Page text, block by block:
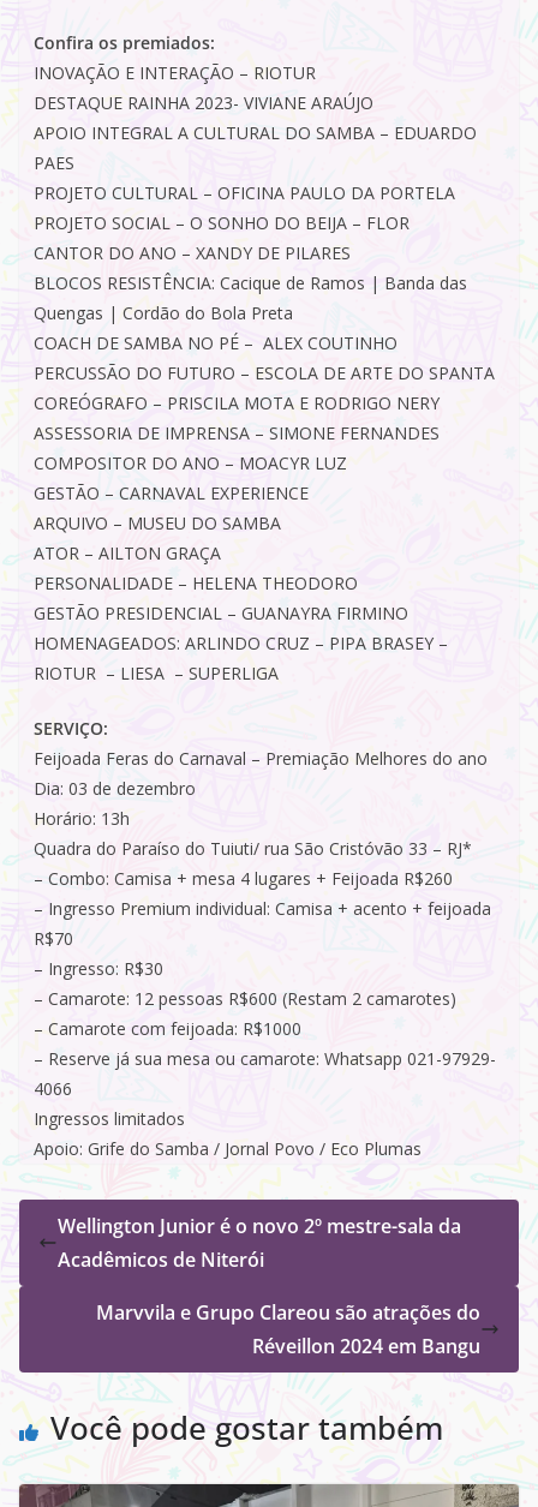
Confira os premiados:
INOVAÇÃO E INTERAÇÃO – RIOTUR
DESTAQUE RAINHA 2023- VIVIANE ARAÚJO
APOIO INTEGRAL A CULTURAL DO SAMBA – EDUARDO
PAES
PROJETO CULTURAL – OFICINA PAULO DA PORTELA
PROJETO SOCIAL – O SONHO DO BEIJA – FLOR
CANTOR DO ANO – XANDY DE PILARES
BLOCOS RESISTÊNCIA: Cacique de Ramos | Banda das
Quengas | Cordão do Bola Preta
COACH DE SAMBA NO PÉ – ALEX COUTINHO
PERCUSSÃO DO FUTURO – ESCOLA DE ARTE DO SPANTA
COREÓGRAFO – PRISCILA MOTA E RODRIGO NERY
ASSESSORIA DE IMPRENSA – SIMONE FERNANDES
COMPOSITOR DO ANO – MOACYR LUZ
GESTÃO – CARNAVAL EXPERIENCE
ARQUIVO – MUSEU DO SAMBA
ATOR – AILTON GRAÇA
PERSONALIDADE – HELENA THEODORO
GESTÃO PRESIDENCIAL – GUANAYRA FIRMINO
HOMENAGEADOS: ARLINDO CRUZ – PIPA BRASEY –
RIOTUR – LIESA – SUPERLIGA
SERVIÇO:
Feijoada Feras do Carnaval – Premiação Melhores do ano
Dia: 03 de dezembro
Horário: 13h
Quadra do Paraíso do Tuiuti/ rua São Cristóvão 33 – RJ*
– Combo: Camisa + mesa 4 lugares + Feijoada R$260
– Ingresso Premium individual: Camisa + acento + feijoada
R$70
– Ingresso: R$30
– Camarote: 12 pessoas R$600 (Restam 2 camarotes)
– Camarote com feijoada: R$1000
– Reserve já sua mesa ou camarote: Whatsapp 021-97929-
4066
Ingressos limitados
Apoio: Grife do Samba / Jornal Povo / Eco Plumas
Wellington Junior é o novo 2º mestre-sala da
Acadêmicos de Niterói
Marvvila e Grupo Clareou são atrações do
Réveillon 2024 em Bangu
Você pode gostar também